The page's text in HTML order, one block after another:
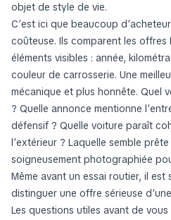
objet de style de vie.
C’est ici que beaucoup
coûteuse. Ils comparent les offres
éléments visibles : année,
couleur de carrosserie. Une
mécanique et plus honnête. Quel
? Quelle annonce mentionne
défensif ? Quelle voiture paraît
l’extérieur ? Laquelle semble
soigneusement photographiée
Même avant un essai routier, il
distinguer une offre sérieuse
Les questions utiles avant de